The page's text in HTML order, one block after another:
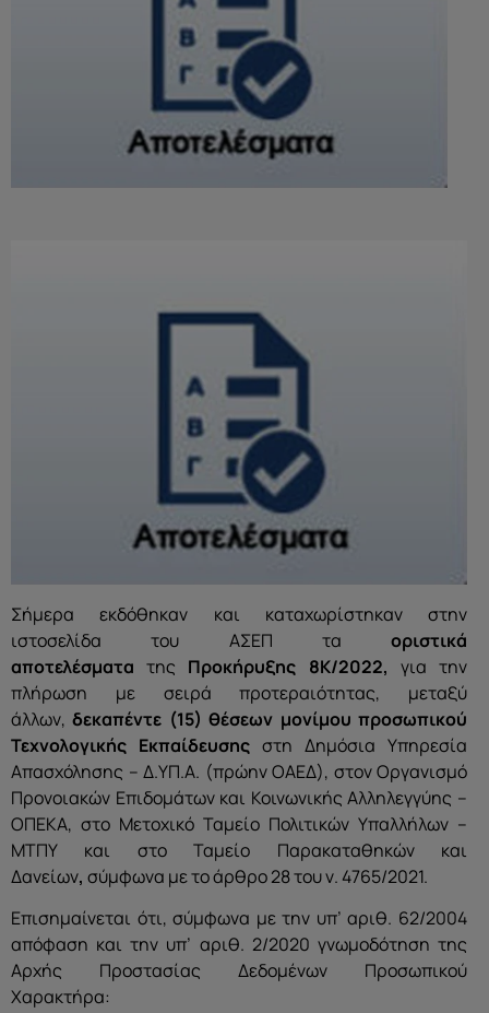
Σήμερα εκδόθηκαν και καταχωρίστηκαν στην
ιστοσελίδα του ΑΣΕΠ τα οριστικά
αποτελέσματα της Προκήρυξης 8Κ/2022, για την
πλήρωση με σειρά προτεραιότητας, μεταξύ
άλλων,δεκαπέντε (15) θέσεων μονίμου προσωπικού
Τεχνολογικής Εκπαίδευσης στη Δημόσια Υπηρεσία
Απασχόλησης – Δ.ΥΠ.Α. (πρώην ΟΑΕΔ), στον Οργανισμό
Προνοιακών Επιδομάτων και Κοινωνικής Αλληλεγγύης –
ΟΠΕΚΑ, στο Μετοχικό Ταμείο Πολιτικών Υπαλλήλων –
ΜΤΠΥ και στο Ταμείο Παρακαταθηκών και
Δανείων, σύμφωνα με το άρθρο 28 του ν. 4765/2021.
Επισημαίνεται ότι, σύμφωνα με την υπ’ αριθ. 62/2004
απόφαση και την υπ’ αριθ. 2/2020 γνωμοδότηση της
Αρχής Προστασίας Δεδομένων Προσωπικού
Χαρακτήρα: